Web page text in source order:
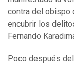
contra del obispo
encubrir los
Fernando
Poco después